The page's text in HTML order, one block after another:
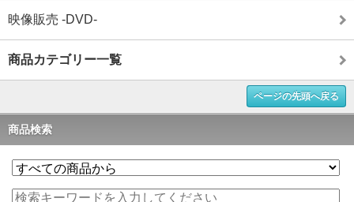
映像販売 -DVD-
商品カテゴリー一覧
ページの先頭へ戻る
商品検索